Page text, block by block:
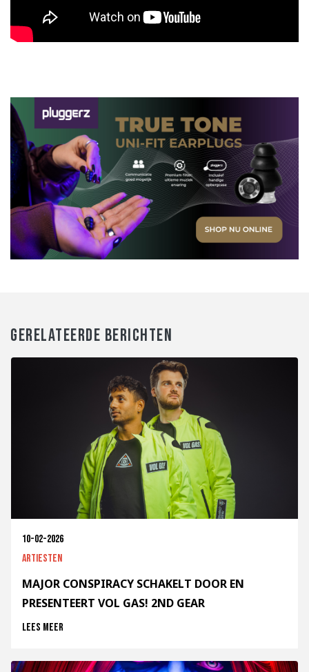
GERELATEERDE BERICHTEN
10-02-2026
Artiesten
MAJOR CONSPIRACY SCHAKELT DOOR EN
PRESENTEERT VOL GAS! 2ND GEAR
Lees meer